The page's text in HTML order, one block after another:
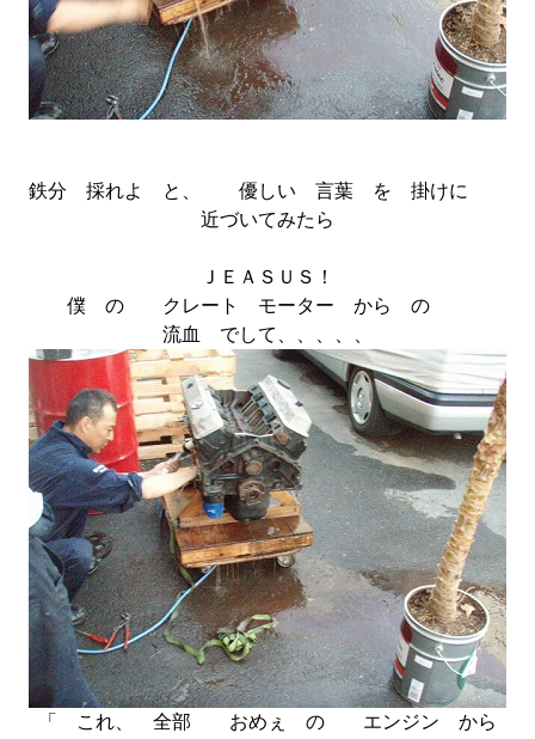
鉄分 採れよ と、 優しい 言葉 を 掛けに
近づいてみたら
ＪＥＡＳＵＳ！
僕 の クレート モーター から の
流血 でして、、、、、
「 これ、 全部 おめぇ の エンジン から